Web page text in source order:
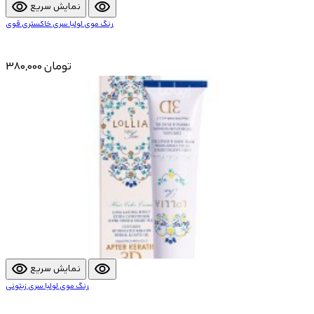
visibility نمایش سریع visibility
رنگ موی لولیا سری خاکستری قوی
380,000 تومان
visibility نمایش سریع visibility
رنگ موی لولیا سری زیتونی